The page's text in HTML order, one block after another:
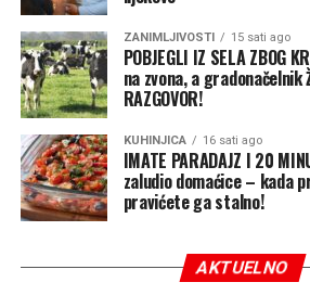
sud tu garanciju mora da sačuva.
Odluka je predstavljala veliki poraz
administraciju, jer je prethodna
djeca rođena u SAD ne dobijaju
ako su njihovi roditelji u zemlji
privremeno, uključujući određene
viza.
atomska bombardovanja, pravdajući
“vojnu nužnost”.ZANIMLJIVOSTI 15 sati ago
POBJEGLI IZ SELA ZBOG
na zvona, a gradonačelnik
RAZGOVOR!
KUHINJICA 16 sati ago
IMATE PARADAJZ I 20
zaludio domaćice – kada
pravićete ga stalno!
AKTUELNO